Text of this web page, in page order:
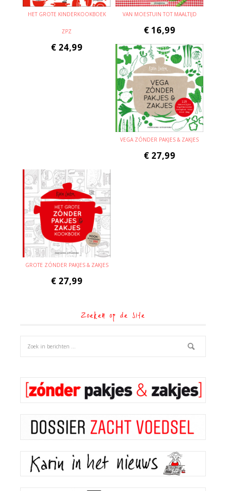
HET GROTE KINDERKOOKBOEK
ZPZ
€ 24,99
VAN MOESTUIN TOT MAALTIJD
€ 16,99
VEGA ZÓNDER PAKJES & ZAKJES
€ 27,99
GROTE ZÓNDER PAKJES & ZAKJES
€ 27,99
Zoeken op de site